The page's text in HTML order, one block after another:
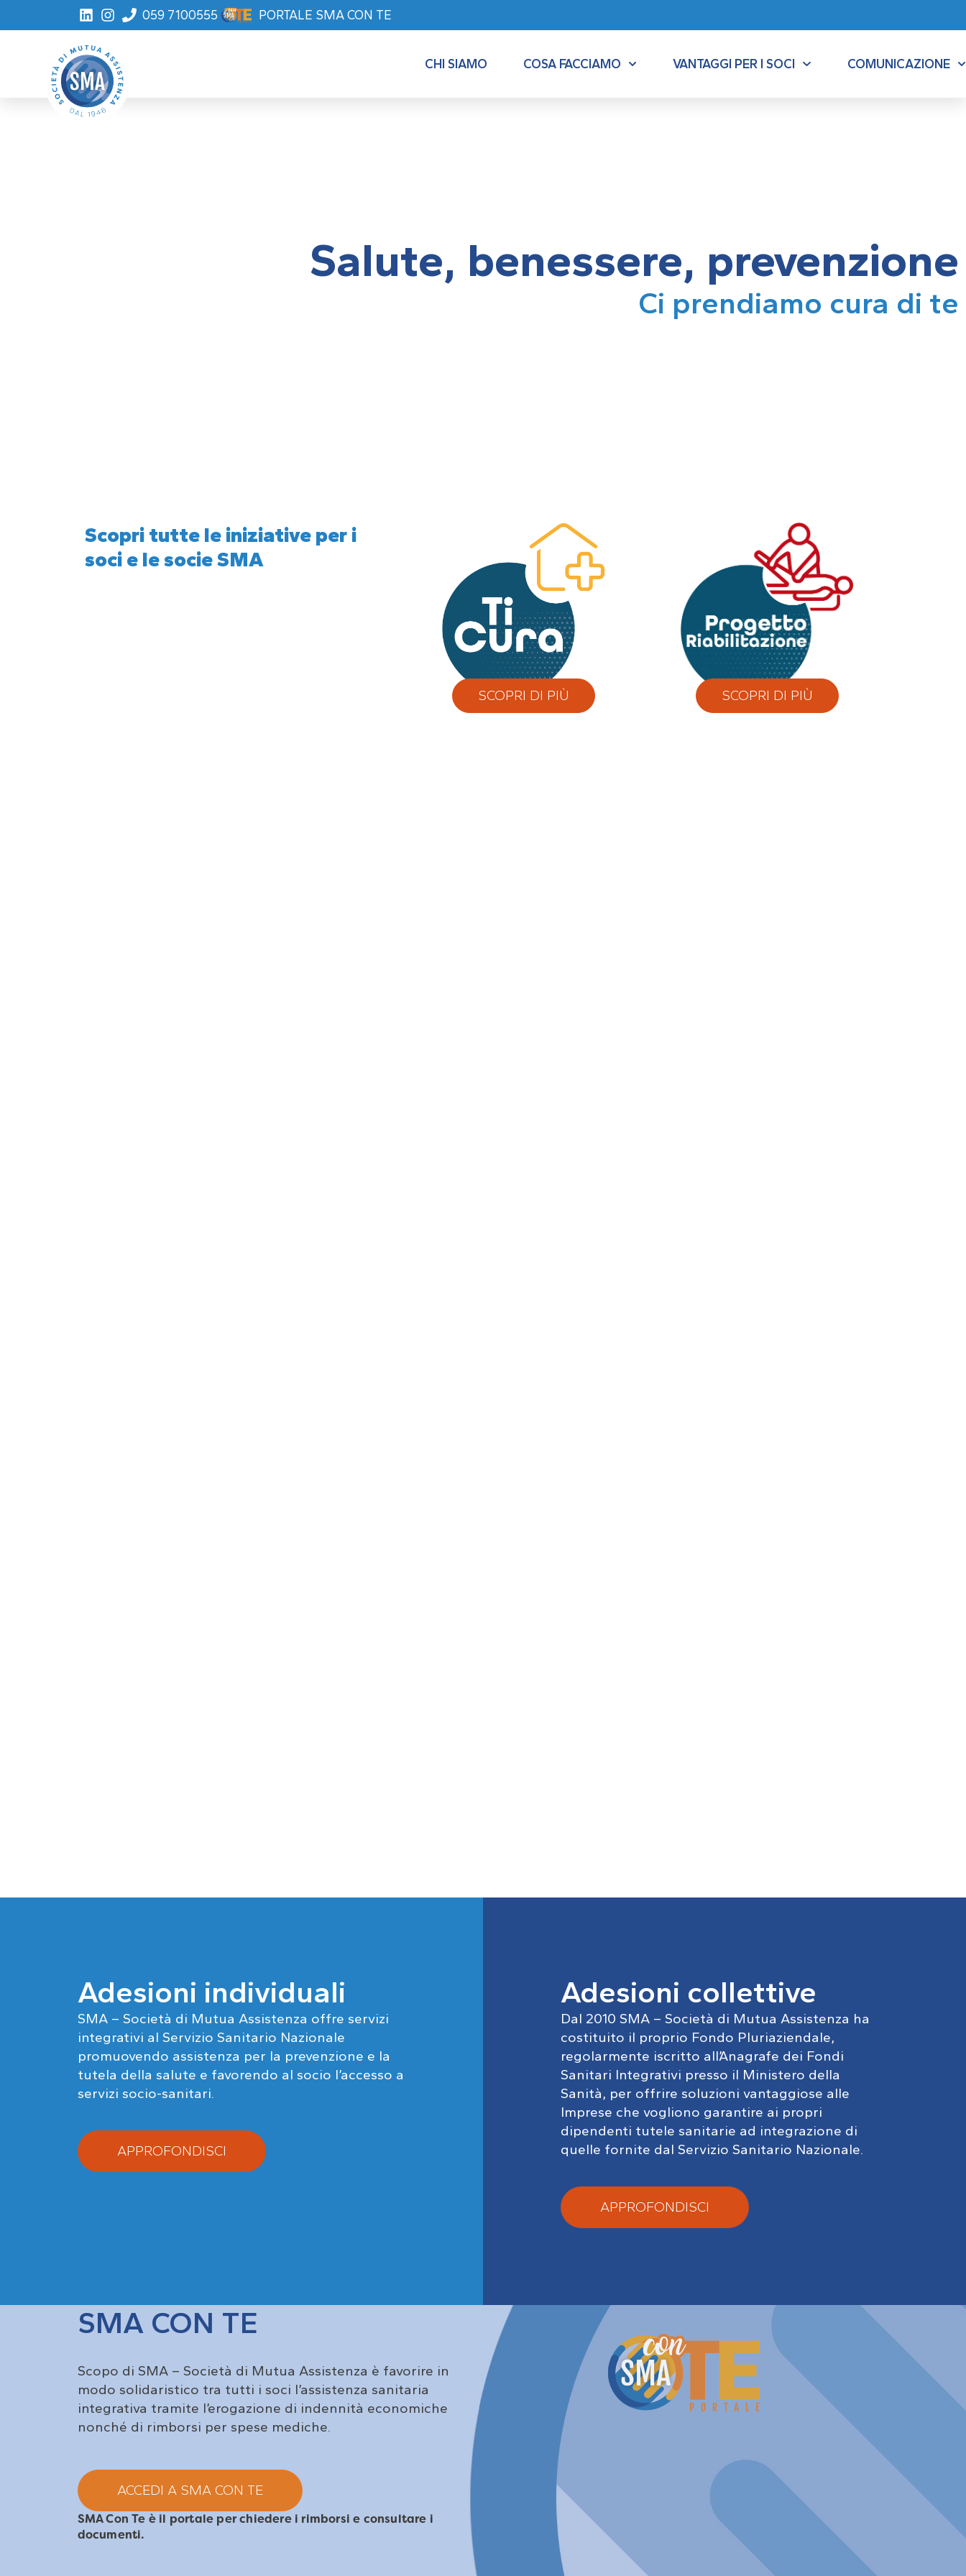
059 7100555 PORTALE SMA CON TE
CHI SIAMO COSA FACCIAMO VANTAGGI PER I SOCI COMUNICAZIONE
Salute, benessere, prevenzione
Ci prendiamo cura di te
Scopri tutte le iniziative per i
soci e le socie SMA
SCOPRI DI PIÙ SCOPRI DI PIÙ
Adesioni individuali
SMA – Società di Mutua Assistenza offre servizi
integrativi al Servizio Sanitario Nazionale
promuovendo assistenza per la prevenzione e la
tutela della salute e favorendo al socio l’accesso a
servizi socio-sanitari.
APPROFONDISCI
Adesioni collettive
Dal 2010 SMA – Società di Mutua Assistenza ha
costituito il proprio Fondo Pluriaziendale,
regolarmente iscritto all’Anagrafe dei Fondi
Sanitari Integrativi presso il Ministero della
Sanità, per offrire soluzioni vantaggiose alle
Imprese che vogliono garantire ai propri
dipendenti tutele sanitarie ad integrazione di
quelle fornite dal Servizio Sanitario Nazionale.
APPROFONDISCI
SMA CON TE
Scopo di SMA – Società di Mutua Assistenza è favorire in
modo solidaristico tra tutti i soci l’assistenza sanitaria
integrativa tramite l’erogazione di indennità economiche
nonché di rimborsi per spese mediche.
ACCEDI A SMA CON TE
SMA Con Te è il portale per chiedere i rimborsi e consultare i
documenti.